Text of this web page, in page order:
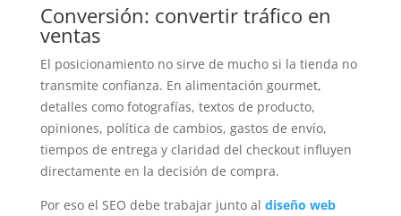
Conversión: convertir tráfico en
ventas
El posicionamiento no sirve de mucho si la tienda no
transmite confianza. En alimentación gourmet,
detalles como fotografías, textos de producto,
opiniones, política de cambios, gastos de envío,
tiempos de entrega y claridad del checkout influyen
directamente en la decisión de compra.
Por eso el SEO debe trabajar junto al diseño web